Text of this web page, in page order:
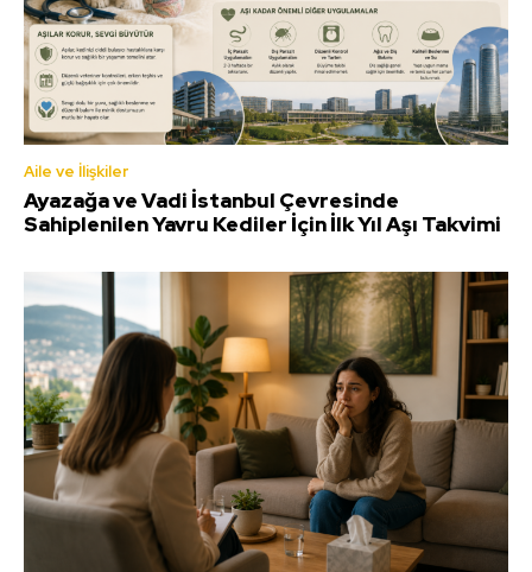
Aile ve İlişkiler
Ayazağa ve Vadi İstanbul Çevresinde
Sahiplenilen Yavru Kediler İçin İlk Yıl Aşı Takvimi